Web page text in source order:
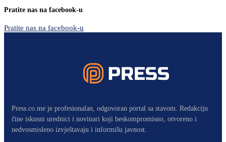
Pratite nas na facebook-u
Pratite nas na facebook-u
Press.co.me je profesionalan, odgovoran portal sa stavom. Redakciju
čine iskusni urednici i novinari koji beskompromisno, otvoreno i
nedvosmisleno izvještavaju i informišu javnost.